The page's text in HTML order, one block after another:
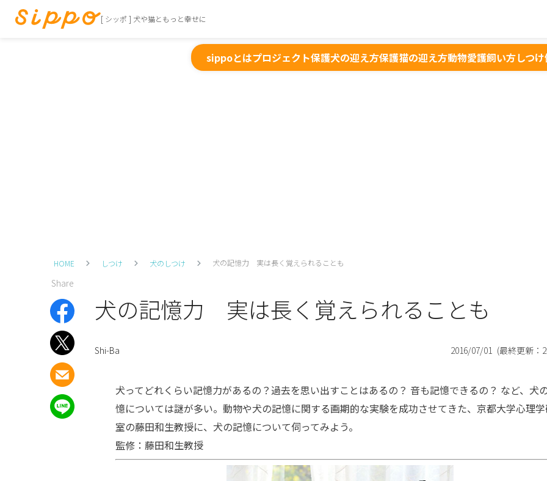
[ シッポ ] 犬や猫ともっと幸せに
sippoとはプロジェクト保護犬の迎え方保護猫の迎え方動物愛護飼い方しつけ
HOME しつけ 犬のしつけ 犬の記憶力 実は長く覚えられることも
Share
犬の記憶力 実は長く覚えられることも
Shi-Ba 2016/07/01 (最終更新：
犬ってどれくらい記憶力があるの？過去を思い出すことはあるの？ 音も記憶できるの？ など、犬
憶については謎が多い。動物や犬の記憶に関する画期的な実験を成功させてきた、京都大学心理
室の藤田和生教授に、犬の記憶について伺ってみよう。
監修：藤田和生教授